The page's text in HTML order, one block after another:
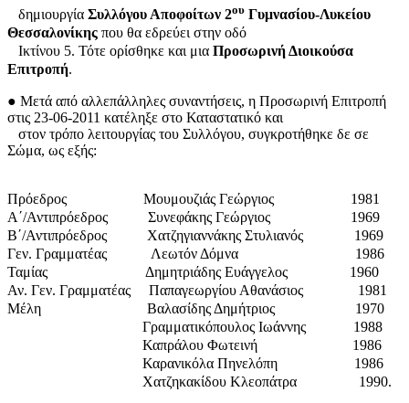
δημιουργία Συλλόγου Αποφοίτων 2ου Γυμνασίου-Λυκείου
Θεσσαλονίκης που θα εδρεύει στην οδό
Ικτίνου 5. Τότε ορίσθηκε και μια Προσωρινή Διοικούσα
Επιτροπή.
● Μετά από αλλεπάλληλες συναντήσεις, η Προσωρινή Επιτροπή
στις 23-06-2011 κατέληξε στο Καταστατικό και
στον τρόπο λειτουργίας του Συλλόγου, συγκροτήθηκε δε σε
Σώμα, ως εξής:
Πρόεδρος Μουμουζιάς Γεώργιος 1981
Α΄/Αντιπρόεδρος Συνεφάκης Γεώργιος 1969
Β΄/Αντιπρόεδρος Χατζηγιαννάκης Στυλιανός 1969
Γεν. Γραμματέας Λεωτόν Δόμνα 1986
Ταμίας Δημητριάδης Ευάγγελος 1960
Αν. Γεν. Γραμματέας Παπαγεωργίου Αθανάσιος 1981
Μέλη Βαλασίδης Δημήτριος 1970
Γραμματικόπουλος Ιωάννης 1988
Καπράλου Φωτεινή 1986
Καρανικόλα Πηνελόπη 1986
Χατζηκακίδου Κλεοπάτρα 1990.